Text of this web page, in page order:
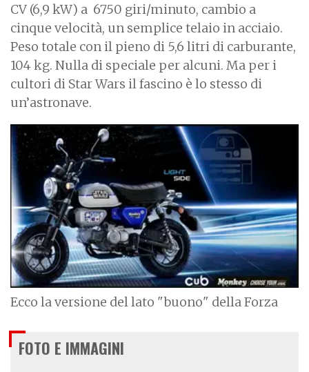
CV (6,9 kW) a 6750 giri/minuto, cambio a
cinque velocità, un semplice telaio in acciaio.
Peso totale con il pieno di 5,6 litri di carburante,
104 kg. Nulla di speciale per alcuni. Ma per i
cultori di Star Wars il fascino è lo stesso di
un’astronave.
I
m
a
g
e
Ecco la versione del lato "buono" della Forza
FOTO E IMMAGINI